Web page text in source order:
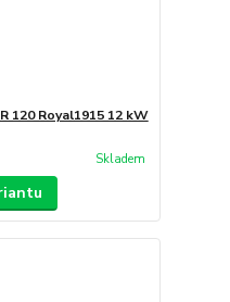
120 Royal1915 12 kW
Skladem